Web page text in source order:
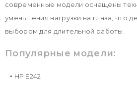
современные модели оснащены
уменьшения нагрузки на глаза, что
выбором для длительной работы.
Популярные модели:
▪ HP E242